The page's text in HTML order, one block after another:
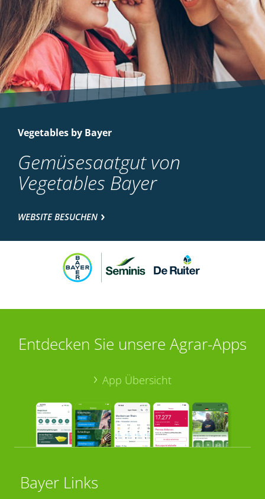
Vegetables by Bayer
Gemüsesaatgut von
Vegetables Bayer
WEBSITE BESUCHEN
Entdecken Sie unsere Agrar-Apps
App Übersicht
Bayer Links